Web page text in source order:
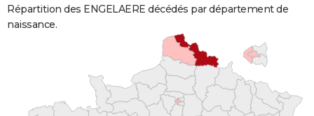
Répartition des ENGELAERE décédés par département de
naissance.